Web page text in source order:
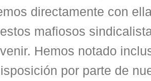
directamente con
mafiosos
Hemos notado
por parte de